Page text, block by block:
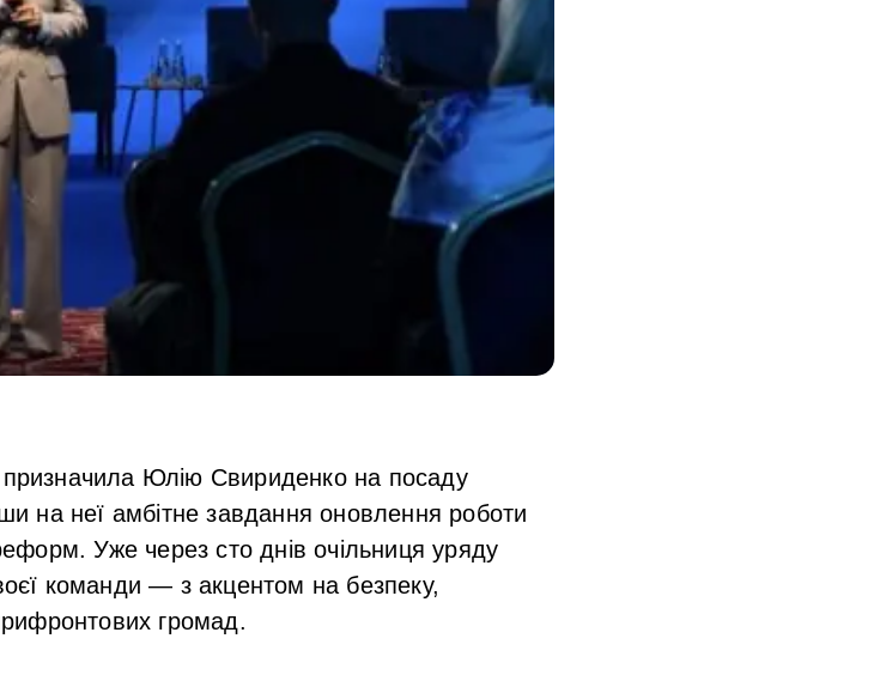
Юлію Свириденкона посаду
на неї амбітне завдання оновлення роботи
Уже через сто днів очільниця уряду
команди — з акцентом на безпеку,
громад.